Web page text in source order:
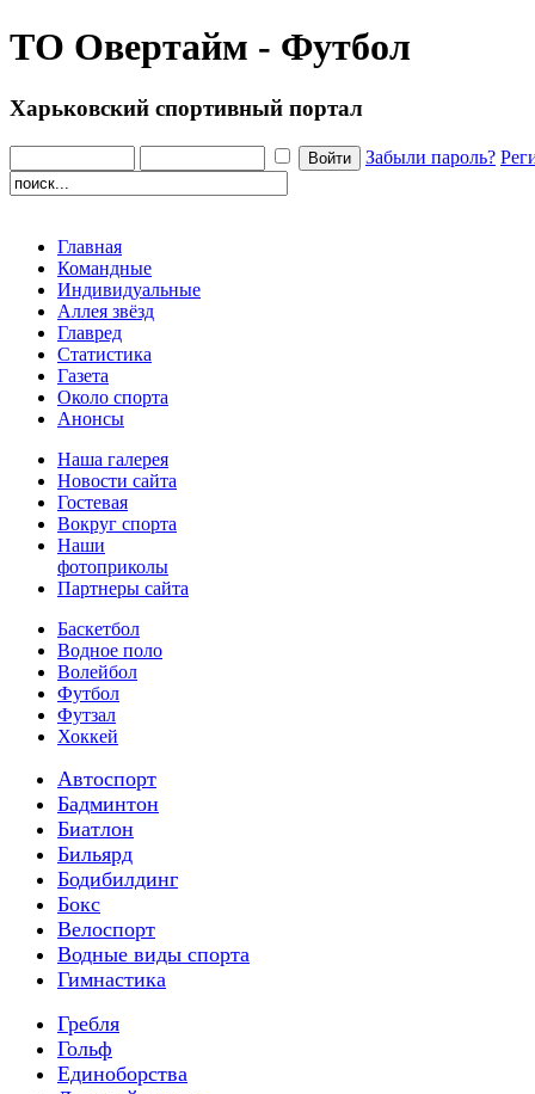
ТО Овертайм - Футбол
Харьковский спортивный портал
Забыли пароль?
Главная
Командные
Индивидуальные
Аллея звёзд
Главред
Статистика
Газета
Около спорта
Анонсы
Наша галерея
Новости сайта
Гостевая
Вокруг спорта
Наши
фотоприколы
Партнеры сайта
Баскетбол
Водное поло
Волейбол
Футбол
Футзал
Хоккей
Автоспорт
Бадминтон
Биатлон
Бильярд
Бодибилдинг
Бокс
Велоспорт
Водные виды спорта
Гимнастика
Гребля
Гольф
Единоборства